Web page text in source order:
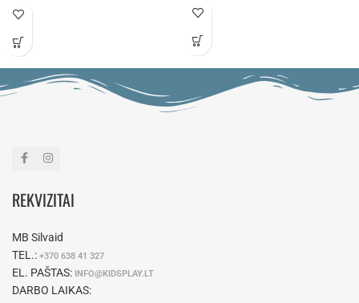
REKVIZITAI
MB Silvaid
TEL.: +370 638 41 327
EL. PAŠTAS: INFO@KIDSPLAY.LT
DARBO LAIKAS: